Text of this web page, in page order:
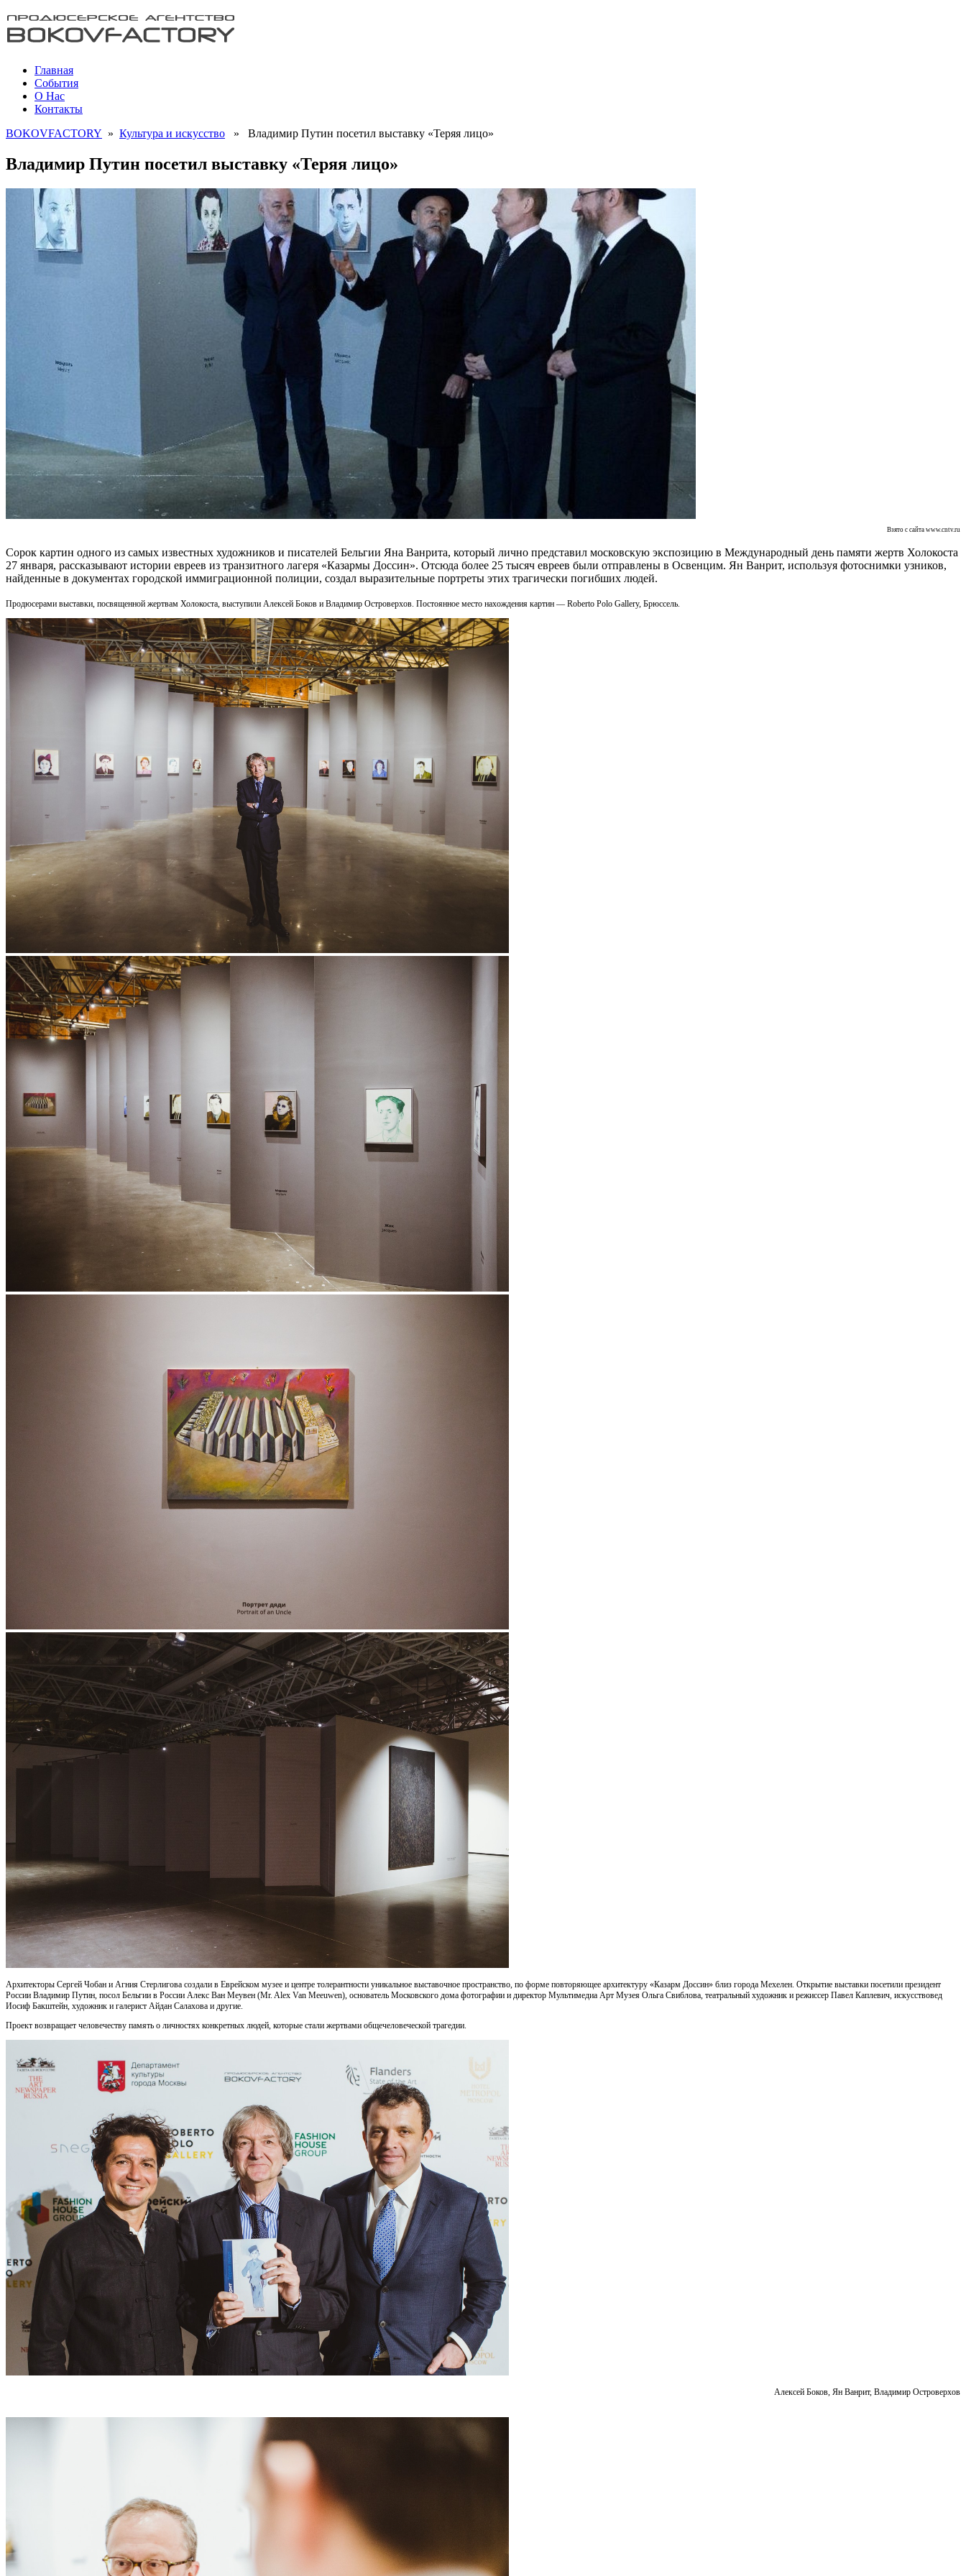
Главная
События
О Нас
Контакты
BOKOVFACTORY » Культура и искусство » Владимир Путин посетил выставку «Теряя лицо»
Владимир Путин посетил выставку «Теряя лицо»
Взято с сайта www.cntv.ru
Сорок картин одного из самых известных художников и писателей Бельгии Яна Ванрита, который лично представил московскую экспозицию в Международный день памяти жертв Холокоста
27 января, рассказывают истории евреев из транзитного лагеря «Казармы Доссин». Отсюда более 25 тысяч евреев были отправлены в Освенцим. Ян Ванрит, используя фотоснимки узников,
найденные в документах городской иммиграционной полиции, создал выразительные портреты этих трагически погибших людей.
Продюсерами выставки, посвященной жертвам Холокоста, выступили Алексей Боков и Владимир Островерхов. Постоянное место нахождения картин — Roberto Polo Gallery, Брюссель.
Архитекторы Сергей Чобан и Агния Стерлигова создали в Еврейском музее и центре толерантности уникальное выставочное пространство, по форме повторяющее архитектуру «Казарм Доссин» близ города Мехелен. Открытие выставки посетили президент
России Владимир Путин, посол Бельгии в России Алекс Ван Меувен (Mr. Alex Van Meeuwen), основатель Московского дома фотографии и директор Мультимедиа Арт Музея Ольга Свиблова, театральный художник и режиссер Павел Каплевич, искусствовед
Иосиф Бакштейн, художник и галерист Айдан Салахова и другие.
Проект возвращает человечеству память о личностях конкретных людей, которые стали жертвами общечеловеческой трагедии.
Алексей Боков, Ян Ванрит, Владимир Островерхов